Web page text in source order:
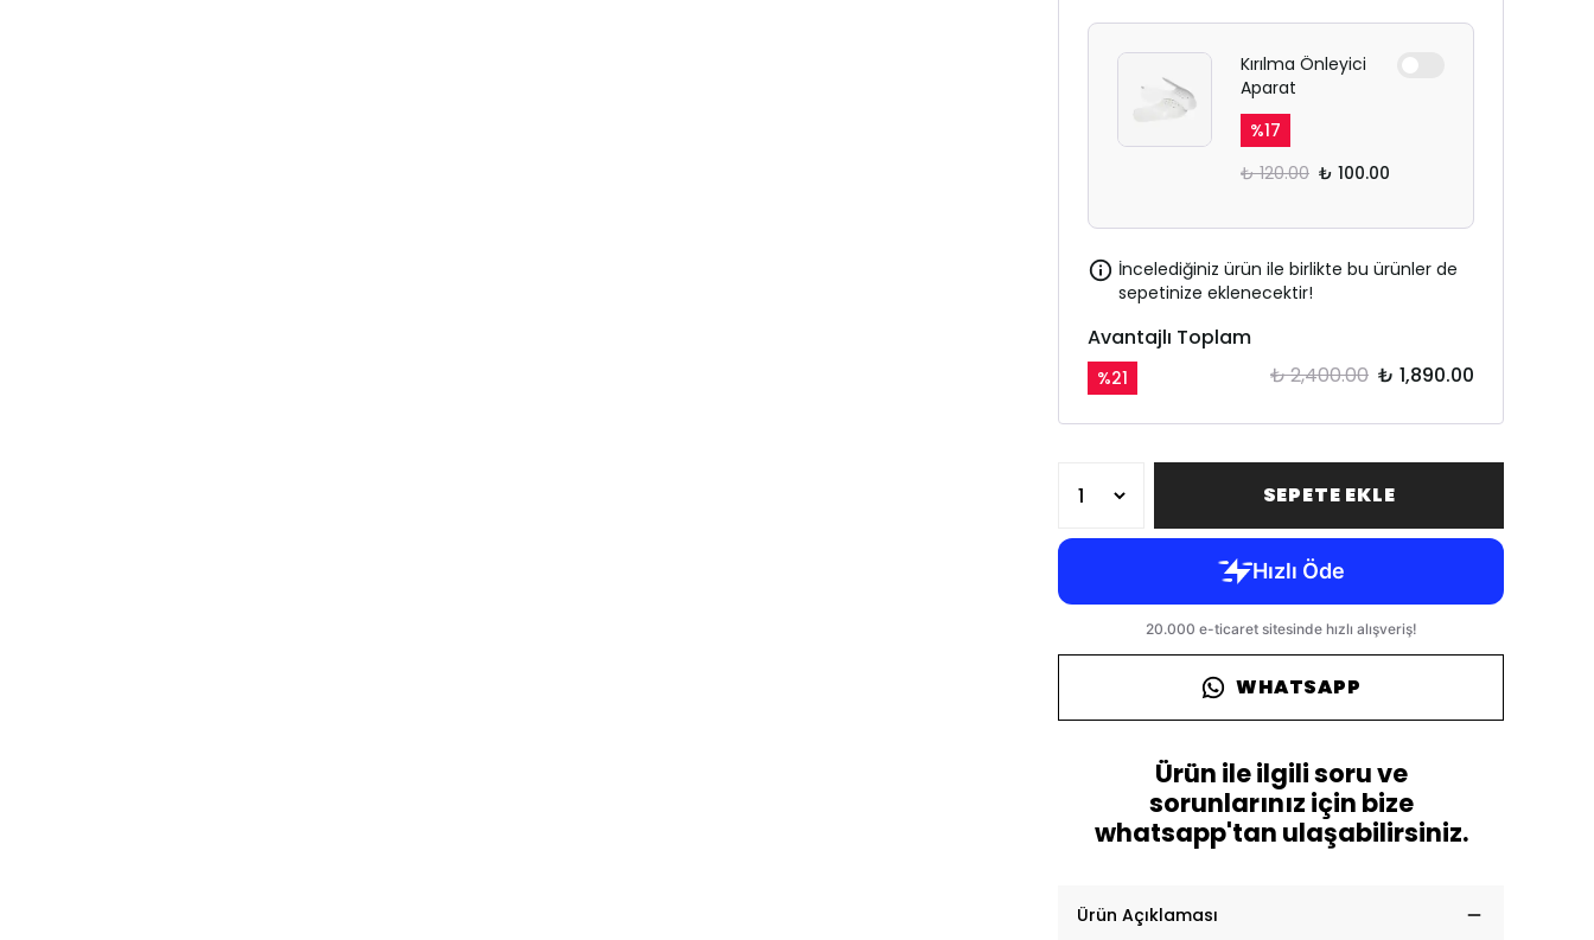
Kırılma Önleyici
Aparat
%17
₺ 120.00 ₺ 100.00
İncelediğiniz ürün ile birlikte bu ürünler de
sepetinize eklenecektir!
Avantajlı Toplam
%21 ₺ 2,400.00 ₺ 1,890.00
SEPETE EKLE
WHATSAPP
Ürün ile ilgili soru ve
sorunlarınız için bize
whatsapp'tan ulaşabilirsiniz.
Ürün Açıklaması